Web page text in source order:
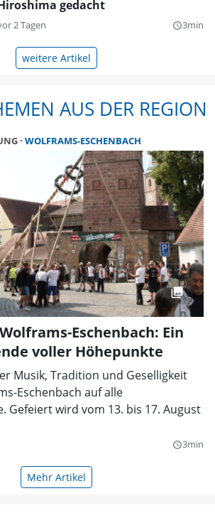
gedacht
2 Tagen query_builder3min
weitere Artikel
AUS DER REGION
WOLFRAMS-ESCHENBACH
Eschenbach: Ein
voller Höhepunkte
Musik, Tradition und Geselligkeit
Eschenbach auf alle
Gefeiert wird vom 13. bis 17. August
query_builder3min
Mehr Artikel